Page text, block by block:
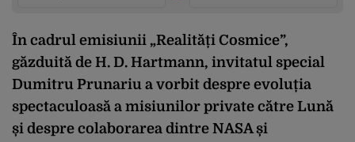
În cadrul emisiunii „Realități Cosmice”,
găzduită de H. D. Hartmann, invitatul special
Dumitru Prunariu a vorbit despre evoluția
spectaculoasă a misiunilor private către Lună
și despre colaborarea dintre NASA și